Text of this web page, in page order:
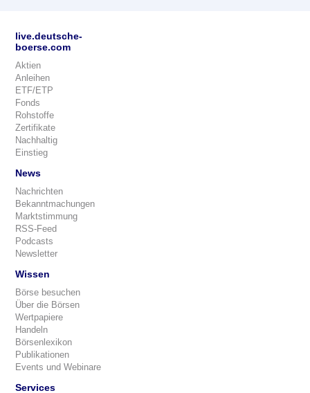
live.deutsche-
boerse.com
Aktien
Anleihen
ETF/ETP
Fonds
Rohstoffe
Zertifikate
Nachhaltig
Einstieg
News
Nachrichten
Bekanntmachungen
Marktstimmung
RSS-Feed
Podcasts
Newsletter
Wissen
Börse besuchen
Über die Börsen
Wertpapiere
Handeln
Börsenlexikon
Publikationen
Events und Webinare
Services